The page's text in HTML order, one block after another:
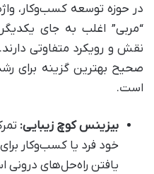
در حوزه توسعه کسب‌وکار،
“مربی” اغلب به جای
نقش و رویکرد متفاوتی
صحیح بهترین گزینه برای
است.
بیزینس کوچ زیبایی:
خود فرد یا کسب‌وکار
یافتن راه‌حل‌های درونی